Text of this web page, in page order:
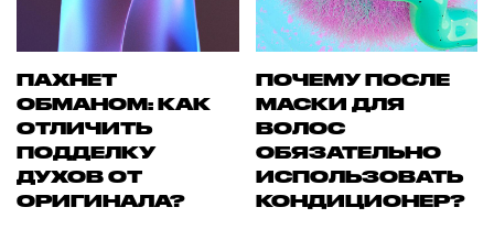
ПАХНЕТ
ОБМАНОМ: КАК
ОТЛИЧИТЬ
ПОДДЕЛКУ
ДУХОВ ОТ
ОРИГИНАЛА?
ПОЧЕМУ ПОСЛЕ
МАСКИ ДЛЯ
ВОЛОС
ОБЯЗАТЕЛЬНО
ИСПОЛЬЗОВАТЬ
КОНДИЦИОНЕР?